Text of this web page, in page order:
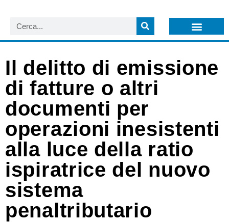
Il delitto di emissione
di fatture o altri
documenti per
operazioni inesistenti
alla luce della ratio
ispiratrice del nuovo
sistema
penaltributario